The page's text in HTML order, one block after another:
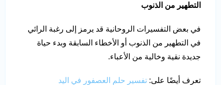
التطهير من الذنوب
في بعض التفسيرات الروحانية قد يرمز إلى رغبة الرائي
في التطهير من الذنوب أو الأخطاء السابقة وبدء حياة
جديدة نقية وخالية من الأعباء.
تعرف أيضًا على: تفسير حلم العصفور في اليد